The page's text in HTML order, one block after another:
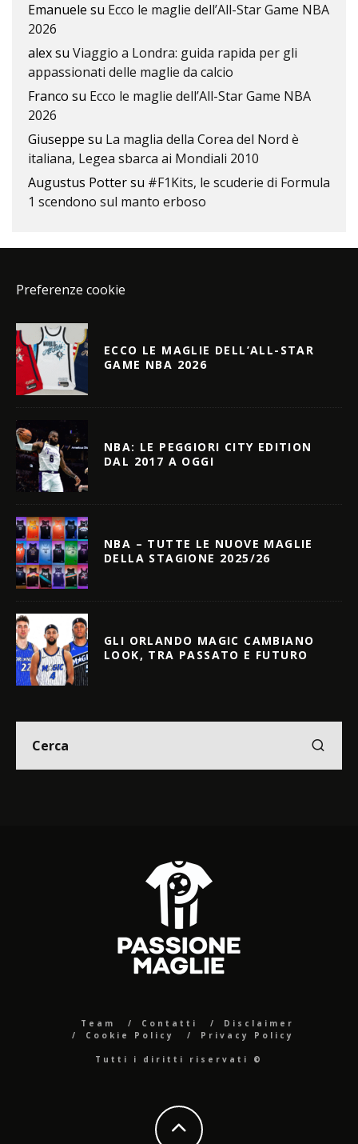
Emanuele su Ecco le maglie dell’All-Star Game NBA
2026
alexsu Viaggio a Londra: guida rapida per gli
appassionati delle maglie da calcio
Franco su Ecco le maglie dell’All-Star Game NBA
2026
Giuseppe su La maglia della Corea del Nord è
italiana, Legea sbarca ai Mondiali 2010
Augustus Pottersu #F1Kits, le scuderie di Formula
1 scendono sul manto erboso
Preferenze cookie
ECCO LE MAGLIE DELL’ALL-STAR
GAME NBA 2026
NBA: LE PEGGIORI CITY EDITION
DAL 2017 A OGGI
NBA – TUTTE LE NUOVE MAGLIE
DELLA STAGIONE 2025/26
GLI ORLANDO MAGIC CAMBIANO
LOOK, TRA PASSATO E FUTURO
Team Contatti
Disclaimer
Cookie Policy
Privacy Policy
Tutti i diritti riservati ©